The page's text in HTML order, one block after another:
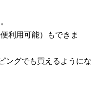
利用可能）もできま
ングでも買えるようにな